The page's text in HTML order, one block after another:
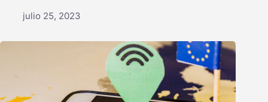
julio 25, 2023